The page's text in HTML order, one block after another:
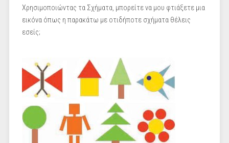
Χρησιμοποιώντας τα Σχήματα, μπορείτε να μου φτιάξετε μια
εικόνα όπως η παρακάτω με οτιδήποτε σχήματα θέλεις
εσείς;